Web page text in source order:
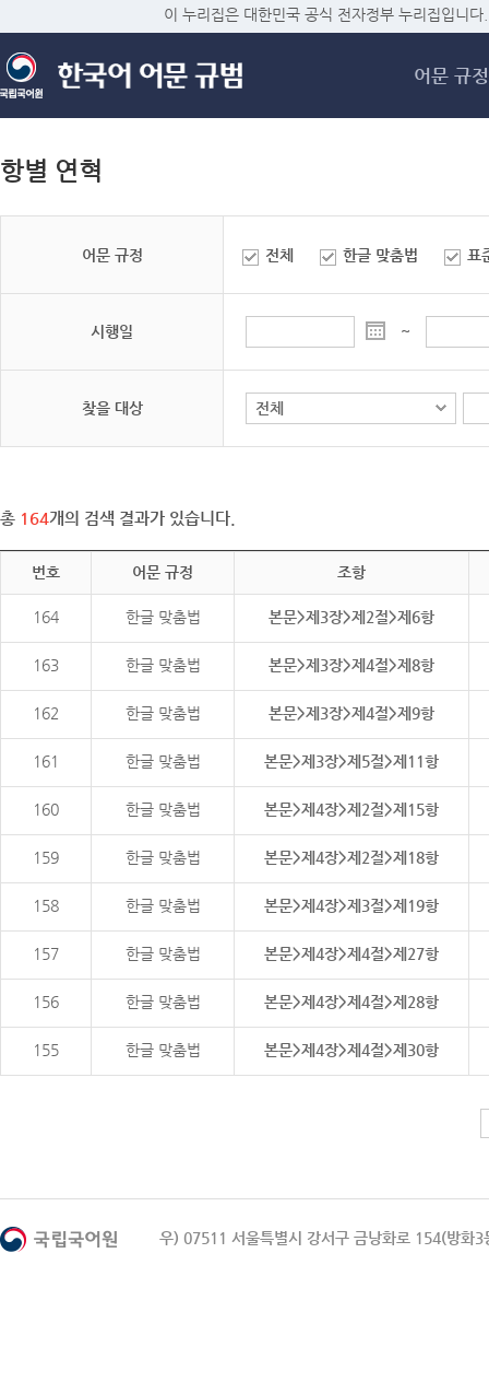
메
이 누리집은 대한민국 공식 전자정부 누리집입니다.
어문 규정
항별 연혁
어문 규정 전체 한글 맞춤법 표
시행일 ~
찾을 대상
총 164개의 검색 결과가 있습니다.
번호 어문 규정 조항
164 한글 맞춤법 본문>제3장>제2절>제6항
163 한글 맞춤법 본문>제3장>제4절>제8항
162 한글 맞춤법 본문>제3장>제4절>제9항
161 한글 맞춤법 본문>제3장>제5절>제11항
160 한글 맞춤법 본문>제4장>제2절>제15항
159 한글 맞춤법 본문>제4장>제2절>제18항
158 한글 맞춤법 본문>제4장>제3절>제19항
157 한글 맞춤법 본문>제4장>제4절>제27항
156 한글 맞춤법 본문>제4장>제4절>제28항
155 한글 맞춤법 본문>제4장>제4절>제30항
우) 07511 서울특별시 강서구 금낭화로 154(방화3